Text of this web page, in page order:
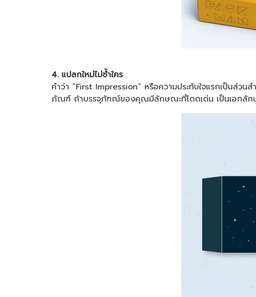
4. แปลกใหม่ไม่ซ้ำใคร
คำว่า “First Impression” หรือความประทับใจแรกเป็นส่ว
ภัณฑ์ ถ้าบรรจุภัฑณ์ของคุณมีลักษณะที่โดดเด่น เป็นเอกลัก